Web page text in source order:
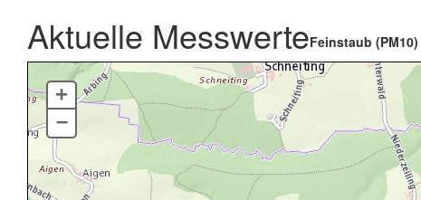
Aktuelle MesswerteFeinstaub (PM10)
+
–